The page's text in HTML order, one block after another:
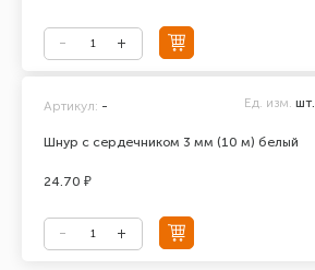
Шнур с сердечником 3 мм (10 м) белый
Артикул: - Ед. изм. шт.
24.70 ₽